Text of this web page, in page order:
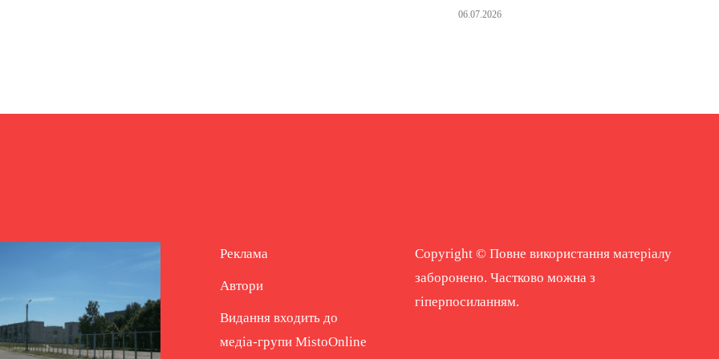
06.07.2026
Реклама
Автори
Видання входить до
медіа-групи MistoOnline
Copyright © Повне використання матеріалу
заборонено. Частково можна з
гіперпосиланням.